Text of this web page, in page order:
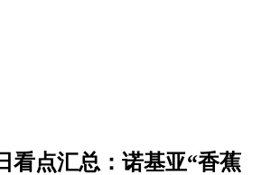
看点汇总：诺基亚“香蕉